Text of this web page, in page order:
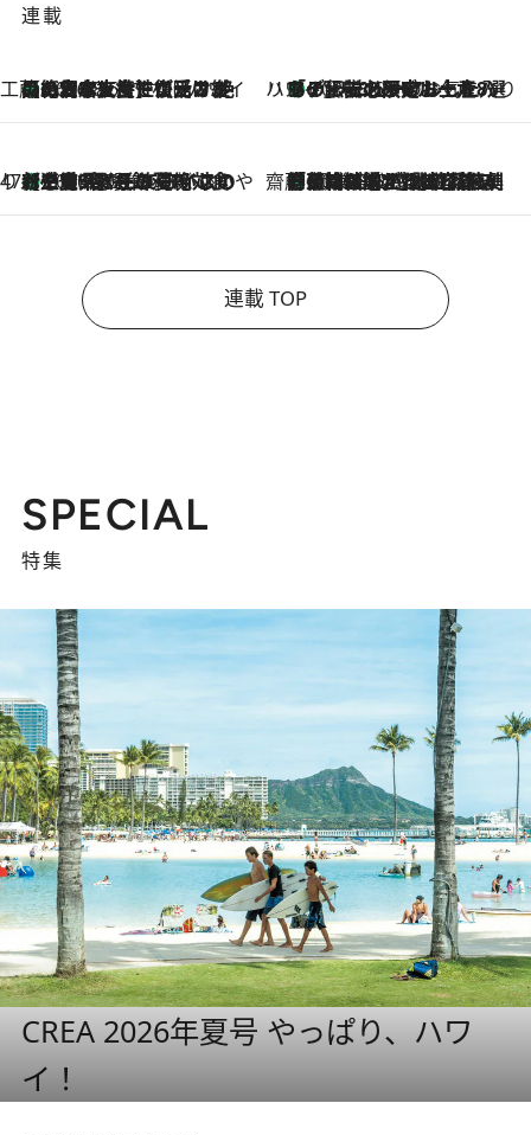
連載
工藤まやのおもてなしハワイ
2026.8.6
【ハワイ土産】ローカルの絶大な支持で復活！ 絶品の幻クッキー《元ファンの日本人女性が受け継いだ名店》 ハワイ賢者 リサのお気に入りリスト2026.8.6
あの伝説の限定トートも！ リニューアルした「ディーン＆デルーカ ハワイ」で必須のお土産8選
47都道府県の手みやげ ひんやりスイーツで夏を満喫
2026.8.6
【三重県】この夏絶対食べたい 冷やしておいしいおやつ3選 お餅×アイスの新感覚スイーツ 齋藤 薫 美容脳ルネサンス
2026.8.6
「荷物が増えるほど旅ストレスは増す」美容ジャーナリストがたどり着いた最終結論。“化粧品を劇的に減らす”感動の凝縮美容とは
連載 TOP
SPECIAL
特集
CREA 2026年夏号 やっぱり、ハワ
イ！